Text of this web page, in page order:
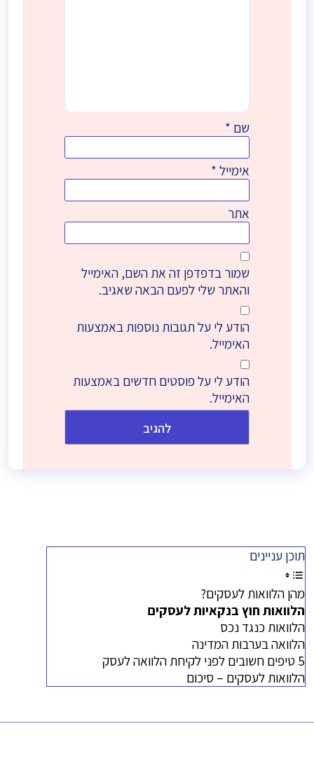
שם *
אימייל *
אתר
שמור בדפדפן זה את השם, האימייל
והאתר שלי לפעם הבאה שאגיב.
הודע לי על תגובות נוספות באמצעות
האימייל.
הודע לי על פוסטים חדשים באמצעות
האימייל.
תוכן עניינים
מהן הלוואות לעסקים?
הלוואות חוץ בנקאיות לעסקים
הלוואות כנגד נכס
הלוואה בערבות המדינה
5 טיפים חשובים לפני לקיחת הלוואה לעסק
הלוואות לעסקים – סיכום